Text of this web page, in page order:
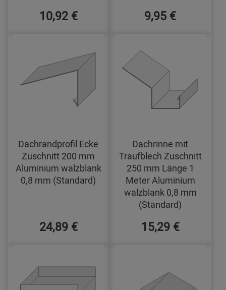
10,92 € 9,95 €
Dachrandprofil Ecke
Zuschnitt 200 mm
Aluminium walzblank
0,8 mm (Standard)
24,89 €
Dachrinne mit
Traufblech Zuschnitt
250 mm Länge 1
Meter Aluminium
walzblank 0,8 mm
(Standard)
15,29 €